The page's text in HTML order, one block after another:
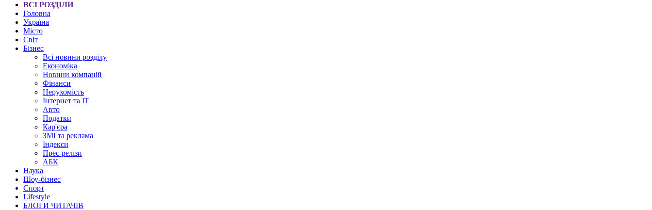
ВСІ РОЗДІЛИ
Головна
Україна
Місто
Світ
Бізнес
Всі новини розділу
Економіка
Новини компаній
Фінанси
Нерухомість
Інтернет та IT
Авто
Податки
Кар'єра
ЗМІ та реклама
Індекси
Прес-релізи
АБК
Наука
Шоу-бізнес
Спорт
Lifestyle
БЛОГИ ЧИТАЧІВ